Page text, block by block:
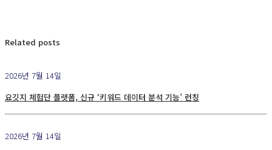
Related posts
2026년 7월 14일
요깃지 체험단 플랫폼, 신규 ‘키워드 데이터 분석 기능’ 런칭
2026년 7월 14일